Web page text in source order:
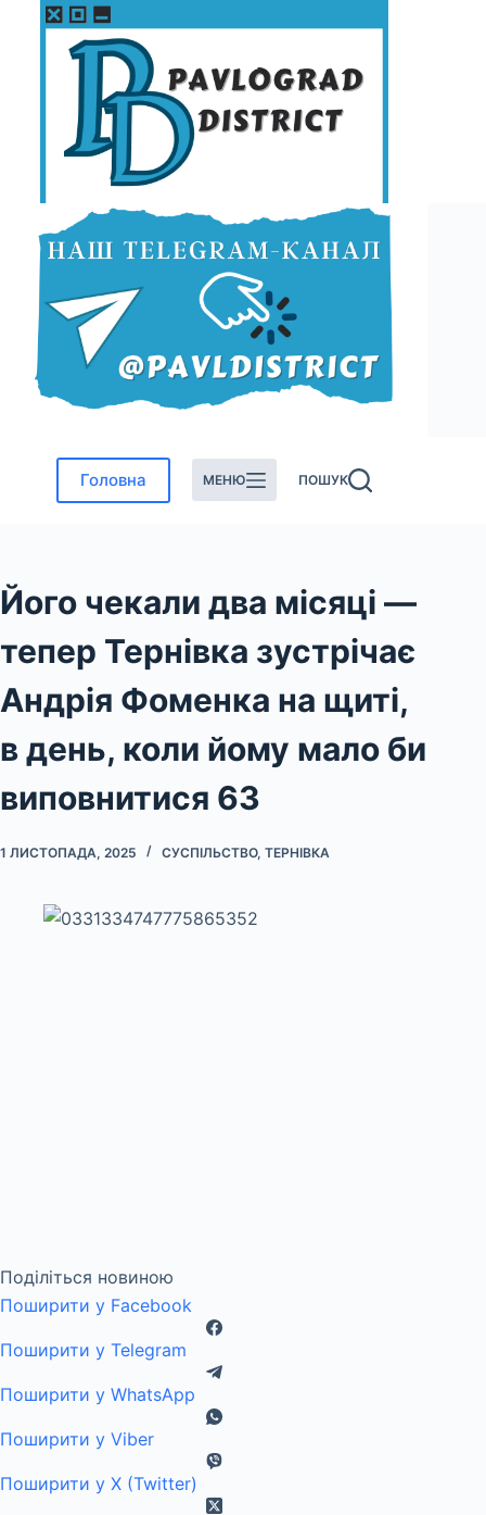
Перейти
Головна МЕНЮ ПОШУК
Його чекали два місяці —
тепер Тернівка зустрічає
Андрія Фоменка на щиті,
в день, коли йому мало би
виповнитися 63
1 ЛИСТОПАДА, 2025 СУСПІЛЬСТВО, ТЕРНІВКА
Поділіться новиною
Поширити у Facebook
Поширити у Telegram
Поширити у WhatsApp
Поширити у Viber
Поширити у X (Twitter)